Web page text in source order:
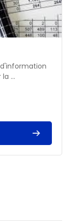
...